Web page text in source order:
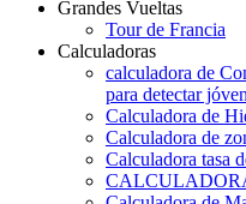
Grandes Vueltas
Tour de Francia
Calculadoras
calculadora de
para detectar
Calculadora de
Calculadora de
Calculadora tasa